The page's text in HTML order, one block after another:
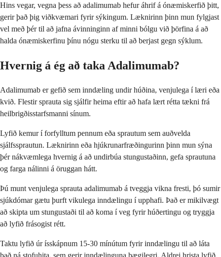
Hins vegar, vegna þess að adalimumab hefur áhrif á ónæmiskerfið þitt,
gerir það þig viðkvæmari fyrir sýkingum. Læknirinn þinn mun fylgjast
vel með þér til að jafna ávinninginn af minni bólgu við þörfina á að
halda ónæmiskerfinu þínu nógu sterku til að berjast gegn sýklum.
Hvernig á ég að taka Adalimumab?
Adalimumab er gefið sem inndæling undir húðina, venjulega í læri eða
kvið. Flestir sprauta sig sjálfir heima eftir að hafa lært rétta tækni frá
heilbrigðisstarfsmanni sínum.
Lyfið kemur í forfylltum pennum eða sprautum sem auðvelda
sjálfssprautun. Læknirinn eða hjúkrunarfræðingurinn þinn mun sýna
þér nákvæmlega hvernig á að undirbúa stungustaðinn, gefa sprautuna
og farga nálinni á öruggan hátt.
Þú munt venjulega sprauta adalimumab á tveggja vikna fresti, þó sumir
sjúkdómar gætu þurft vikulega inndælingu í upphafi. Það er mikilvægt
að skipta um stungustaði til að koma í veg fyrir húðertingu og tryggja
að lyfið frásogist rétt.
Taktu lyfið úr ísskápnum 15-30 mínútum fyrir inndælingu til að láta
það ná stofuhita, sem gerir inndælinguna þægilegri. Aldrei hrista lyfið